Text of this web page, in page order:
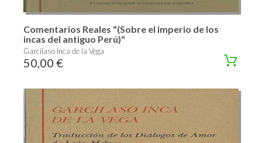
Comentarios Reales "(Sobre el imperio de los
incas del antiguo Perú)"
Garcilaso Inca de la Vega
50,00 €